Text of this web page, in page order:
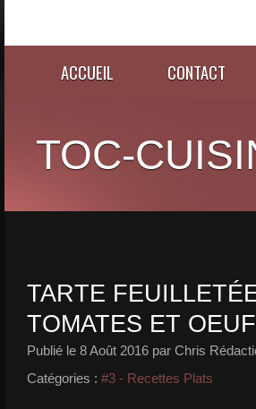
ACCUEIL CONTACT
TOC-
TARTE
TOMATES ET
Publié le 8 Août 2016 par Chris
Catégories : #3 - Recettes Plats